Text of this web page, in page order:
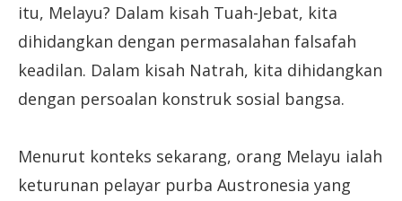
itu, Melayu? Dalam kisah Tuah-Jebat, kita
dihidangkan dengan permasalahan falsafah
keadilan. Dalam kisah Natrah, kita dihidangkan
dengan persoalan konstruk sosial bangsa.
Menurut konteks sekarang, orang Melayu ialah
keturunan pelayar purba Austronesia yang